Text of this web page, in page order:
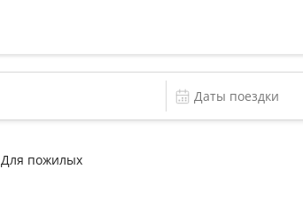
Для пожилых